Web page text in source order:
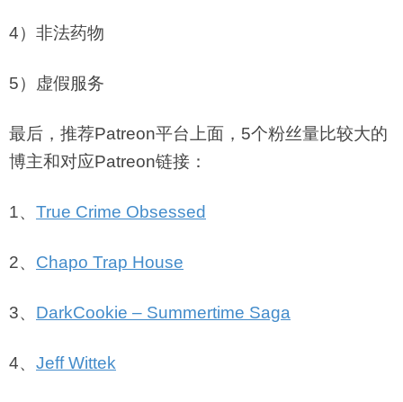
4）非法药物
5）虚假服务
最后，推荐Patreon平台上面，5个粉丝量比较大的
博主和对应Patreon链接：
1、 True Crime Obsessed
2、 Chapo Trap House
3、 DarkCookie – Summertime Saga
4、 Jeff Wittek